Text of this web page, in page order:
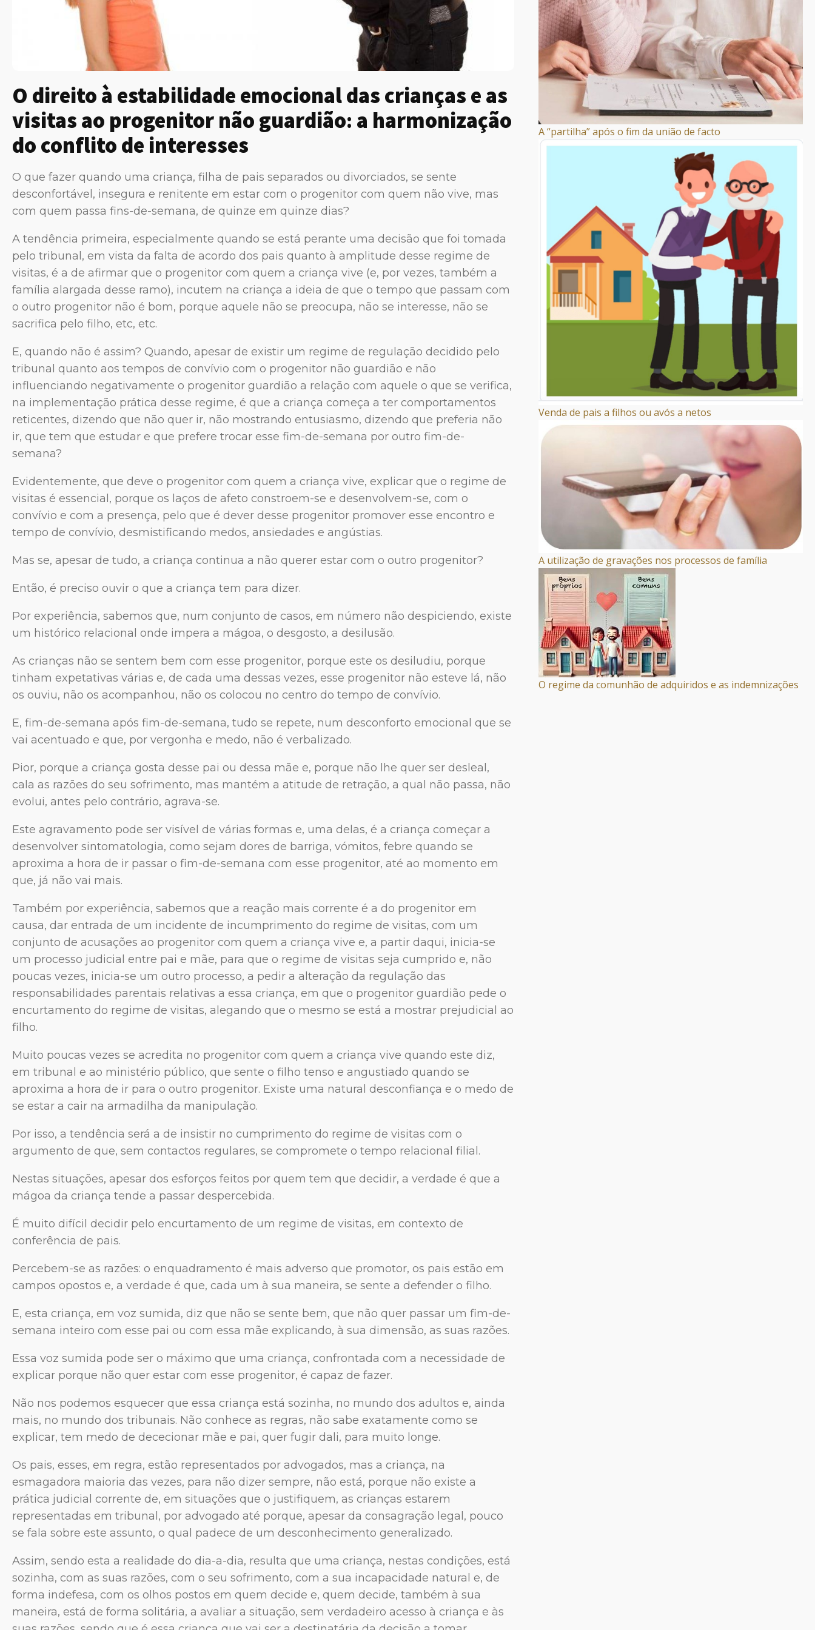
O direito à estabilidade emocional das crianças e as
visitas ao progenitor não guardião: a harmonização
do conflito de interesses
O que fazer quando uma criança, filha de pais separados ou divorciados, se sente
desconfortável, insegura e renitente em estar com o progenitor com quem não vive, mas
com quem passa fins-de-semana, de quinze em quinze dias?
A tendência primeira, especialmente quando se está perante uma decisão que foi tomada
pelo tribunal, em vista da falta de acordo dos pais quanto à amplitude desse regime de
visitas, é a de afirmar que o progenitor com quem a criança vive (e, por vezes, também a
família alargada desse ramo), incutem na criança a ideia de que o tempo que passam com
o outro progenitor não é bom, porque aquele não se preocupa, não se interesse, não se
sacrifica pelo filho, etc, etc.
E, quando não é assim? Quando, apesar de existir um regime de regulação decidido pelo
tribunal quanto aos tempos de convívio com o progenitor não guardião e não
influenciando negativamente o progenitor guardião a relação com aquele o que se verifica,
na implementação prática desse regime, é que a criança começa a ter comportamentos
reticentes, dizendo que não quer ir, não mostrando entusiasmo, dizendo que preferia não
ir, que tem que estudar e que prefere trocar esse fim-de-semana por outro fim-de-
semana?
Evidentemente, que deve o progenitor com quem a criança vive, explicar que o regime de
visitas é essencial, porque os laços de afeto constroem-se e desenvolvem-se, com o
convívio e com a presença, pelo que é dever desse progenitor promover esse encontro e
tempo de convívio, desmistificando medos, ansiedades e angústias.
Mas se, apesar de tudo, a criança continua a não querer estar com o outro progenitor?
Então, é preciso ouvir o que a criança tem para dizer.
Por experiência, sabemos que, num conjunto de casos, em número não despiciendo, existe
um histórico relacional onde impera a mágoa, o desgosto, a desilusão.
As crianças não se sentem bem com esse progenitor, porque este os desiludiu, porque
tinham expetativas várias e, de cada uma dessas vezes, esse progenitor não esteve lá, não
os ouviu, não os acompanhou, não os colocou no centro do tempo de convívio.
E, fim-de-semana após fim-de-semana, tudo se repete, num desconforto emocional que se
vai acentuado e que, por vergonha e medo, não é verbalizado.
Pior, porque a criança gosta desse pai ou dessa mãe e, porque não lhe quer ser desleal,
cala as razões do seu sofrimento, mas mantém a atitude de retração, a qual não passa, não
evolui, antes pelo contrário, agrava-se.
Este agravamento pode ser visível de várias formas e, uma delas, é a criança começar a
desenvolver sintomatologia, como sejam dores de barriga, vómitos, febre quando se
aproxima a hora de ir passar o fim-de-semana com esse progenitor, até ao momento em
que, já não vai mais.
Também por experiência, sabemos que a reação mais corrente é a do progenitor em
causa, dar entrada de um incidente de incumprimento do regime de visitas, com um
conjunto de acusações ao progenitor com quem a criança vive e, a partir daqui, inicia-se
um processo judicial entre pai e mãe, para que o regime de visitas seja cumprido e, não
poucas vezes, inicia-se um outro processo, a pedir a alteração da regulação das
responsabilidades parentais relativas a essa criança, em que o progenitor guardião pede o
encurtamento do regime de visitas, alegando que o mesmo se está a mostrar prejudicial ao
filho.
Muito poucas vezes se acredita no progenitor com quem a criança vive quando este diz,
em tribunal e ao ministério público, que sente o filho tenso e angustiado quando se
aproxima a hora de ir para o outro progenitor. Existe uma natural desconfiança e o medo de
se estar a cair na armadilha da manipulação.
Por isso, a tendência será a de insistir no cumprimento do regime de visitas com o
argumento de que, sem contactos regulares, se compromete o tempo relacional filial.
Nestas situações, apesar dos esforços feitos por quem tem que decidir, a verdade é que a
mágoa da criança tende a passar despercebida.
É muito difícil decidir pelo encurtamento de um regime de visitas, em contexto de
conferência de pais.
Percebem-se as razões: o enquadramento é mais adverso que promotor, os pais estão em
campos opostos e, a verdade é que, cada um à sua maneira, se sente a defender o filho.
E, esta criança, em voz sumida, diz que não se sente bem, que não quer passar um fim-de-
semana inteiro com esse pai ou com essa mãe explicando, à sua dimensão, as suas razões.
Essa voz sumida pode ser o máximo que uma criança, confrontada com a necessidade de
explicar porque não quer estar com esse progenitor, é capaz de fazer.
Não nos podemos esquecer que essa criança está sozinha, no mundo dos adultos e, ainda
mais, no mundo dos tribunais. Não conhece as regras, não sabe exatamente como se
explicar, tem medo de dececionar mãe e pai, quer fugir dali, para muito longe.
Os pais, esses, em regra, estão representados por advogados, mas a criança, na
esmagadora maioria das vezes, para não dizer sempre, não está, porque não existe a
prática judicial corrente de, em situações que o justifiquem, as crianças estarem
representadas em tribunal, por advogado até porque, apesar da consagração legal, pouco
se fala sobre este assunto, o qual padece de um desconhecimento generalizado.
Assim, sendo esta a realidade do dia-a-dia, resulta que uma criança, nestas condições, está
sozinha, com as suas razões, com o seu sofrimento, com a sua incapacidade natural e, de
forma indefesa, com os olhos postos em quem decide e, quem decide, também à sua
maneira, está de forma solitária, a avaliar a situação, sem verdadeiro acesso à criança e às
A “partilha” após o fim da união de facto
Venda de pais a filhos ou avós a netos
A utilização de gravações nos processos de família
O regime da comunhão de adquiridos e as indemnizações